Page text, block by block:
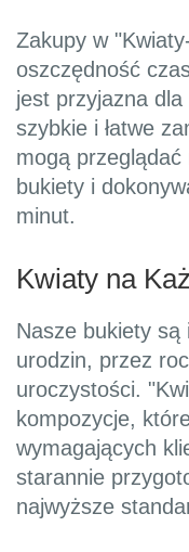
Zakupy w
oszczędność
jest przyjazna
szybkie i łatwe
mogą
bukiety i
minut.
Kwiaty na
Nasze bukiety są
urodzin, przez
uroczystości.
kompozycje,
wymagających
starannie
najwyższe